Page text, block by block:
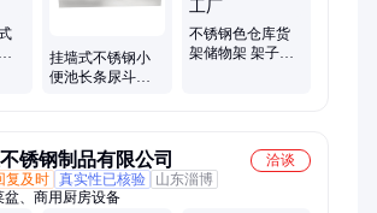
挂墙式不锈钢小
便池长条尿斗槽
不锈钢色仓库货
架储物架 架子落
锈钢制品有限公司
洽谈
复及时 真实性已核验
山东淄博
盆、商用厨房设备